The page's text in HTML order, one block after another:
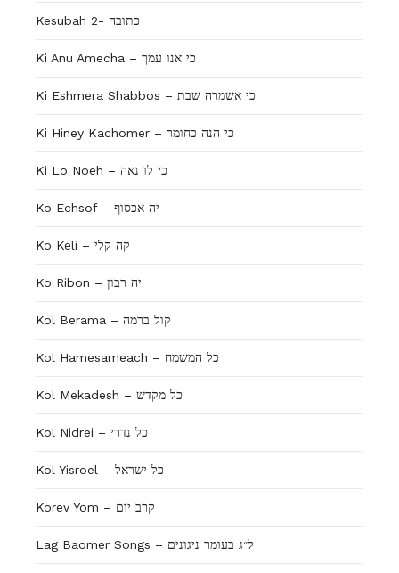
Kesubah 2- כתובה
Ki Anu Amecha – כי אנו עמך
Ki Eshmera Shabbos – כי אשמרה שבת
Ki Hiney Kachomer – כי הנה כחומר
Ki Lo Noeh – כי לו נאה
Ko Echsof – יה אכסוף
Ko Keli – קה קלי
Ko Ribon – יה רבון
Kol Berama – קול ברמה
Kol Hamesameach – כל המשמח
Kol Mekadesh – כל מקדש
Kol Nidrei – כל נדרי
Kol Yisroel – כל ישראל
Korev Yom – קרב יום
Lag Baomer Songs – ל״ג בעומר ניגונים